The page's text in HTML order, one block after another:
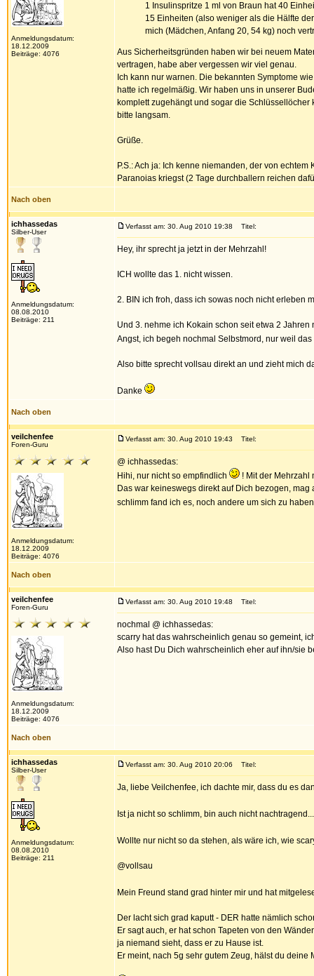
Anmeldungsdatum:
18.12.2009
Beiträge: 4076
1 Insulinspritze 1 ml von Braun hat 40
15 Einheiten (also weniger als die Hälfte
mich (Mädchen, Anfang 20, 54 kg) noch
Aus Sicherheitsgründen haben wir bei neuem
vertragen, habe aber vergessen wir viel genau.
Ich kann nur warnen. Die bekannten Symptome
hatte ich regelmäßig. Wir haben uns in unserer
komplett zugehängt und sogar die
bitte langsam.
Grüße.
P.S.: Ach ja: Ich kenne niemanden, der von
Paranoias kriegst (2 Tage durchballern reichen
Nach oben
ichhassedas
Silber-User
Anmeldungsdatum:
08.08.2010
Beiträge: 211
Verfasst am: 30. Aug 2010 19:38 Titel:
Hey, ihr sprecht ja jetzt in der Mehrzahl!
ICH wollte das 1. nicht wissen.
2. BIN ich froh, dass ich sowas noch nicht erleben
Und 3. nehme ich Kokain schon seit etwa 2
Angst, ich begeh nochmal Selbstmord, nur weil
Also bitte sprecht vollsau direkt an und zieht mich
Danke
Nach oben
veilchenfee
Foren-Guru
Anmeldungsdatum:
18.12.2009
Beiträge: 4076
Verfasst am: 30. Aug 2010 19:43 Titel:
@ ichhassedas:
Hihi, nur nicht so empfindlich
! Mit der
Das war keineswegs direkt auf Dich bezogen,
schlimm fand ich es, noch andere um sich zu
Nach oben
veilchenfee
Foren-Guru
Anmeldungsdatum:
18.12.2009
Beiträge: 4076
Verfasst am: 30. Aug 2010 19:48 Titel:
nochmal @ ichhassedas:
scarry hat das wahrscheinlich genau so gemeint,
Also hast Du Dich wahrscheinlich eher auf ihn/sie
Nach oben
ichhassedas
Silber-User
Anmeldungsdatum:
08.08.2010
Beiträge: 211
Verfasst am: 30. Aug 2010 20:06 Titel:
Ja, liebe Veilchenfee, ich dachte mir, dass du es
Ist ja nicht so schlimm, bin auch nicht
Wollte nur nicht so da stehen, als wäre ich, wie
@vollsau
Mein Freund stand grad hinter mir und hat
Der lacht sich grad kaputt - DER hatte nämlich
Er sagt auch, er hat schon Tapeten von den
ja niemand sieht, dass er zu Hause ist.
Er meint, nach 5g sehr gutem Zeug, hälst du deine